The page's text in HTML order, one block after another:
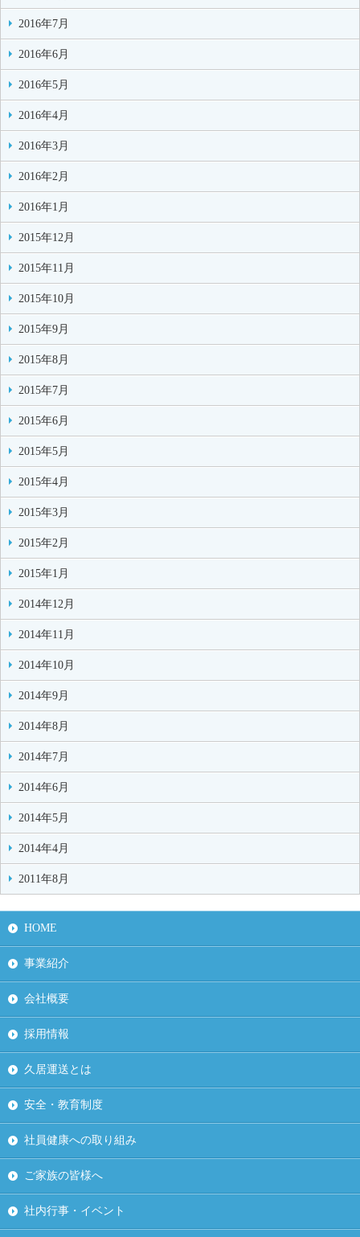
2016年7月
2016年6月
2016年5月
2016年4月
2016年3月
2016年2月
2016年1月
2015年12月
2015年11月
2015年10月
2015年9月
2015年8月
2015年7月
2015年6月
2015年5月
2015年4月
2015年3月
2015年2月
2015年1月
2014年12月
2014年11月
2014年10月
2014年9月
2014年8月
2014年7月
2014年6月
2014年5月
2014年4月
2011年8月
HOME
事業紹介
会社概要
採用情報
久居運送とは
安全・教育制度
社員健康への取り組み
ご家族の皆様へ
社内行事・イベント